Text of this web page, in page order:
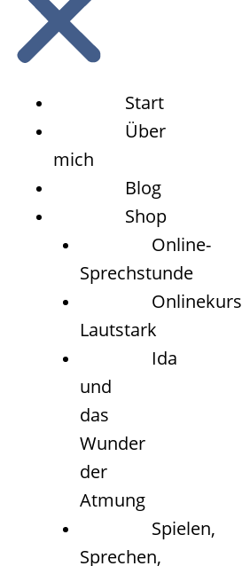
Start
Über
mich
Blog
Shop
Online-
Sprechstunde
Onlinekurs
Lautstark
Ida
und
das
Wunder
der
Atmung
Spielen,
Sprechen,